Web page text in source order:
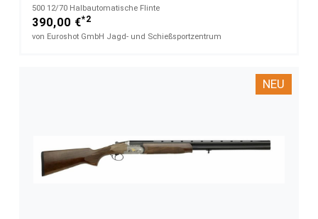
500​ 12/70 Halbautomatische Flinte
390,00 €*2
von Euroshot GmbH Jagd- und Schießsportzentrum
NEU